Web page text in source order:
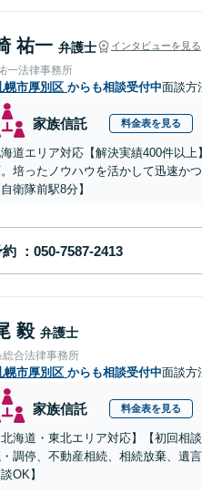
祐一 弁護士 インタビューを見る
一法律事務所
幌市厚別区 からも相談受付中面談方
家族信託 料金表を見る
道エリア対応【解決実績400件以
培ったノウハウを活かして迅速か
自衛隊前駅8分】
約
毅 弁護士
総合法律事務所
幌市厚別区 からも相談受付中面談方
家族信託 料金表を見る
北海道・東北エリア対応】【初回相
調停、不動産相続、相続放棄、遺
OK】